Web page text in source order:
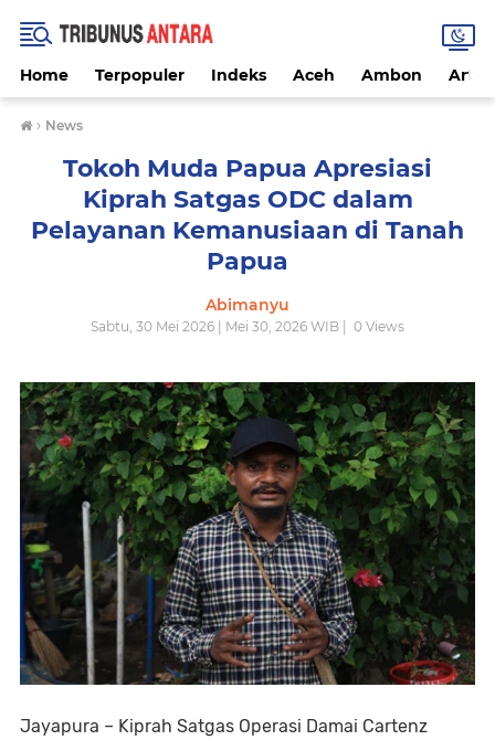
Home Terpopuler Indeks Aceh Ambon
› News
Tokoh Muda Papua Apresiasi
Kiprah Satgas ODC dalam
Pelayanan Kemanusiaan di Tanah
Papua
Abimanyu
Sabtu, 30 Mei 2026 | Mei 30, 2026 WIB | 0 Views
Jayapura – Kiprah Satgas Operasi Damai Cartenz